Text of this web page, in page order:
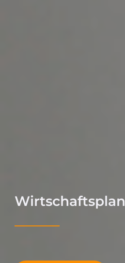
Wirtschaftsplan